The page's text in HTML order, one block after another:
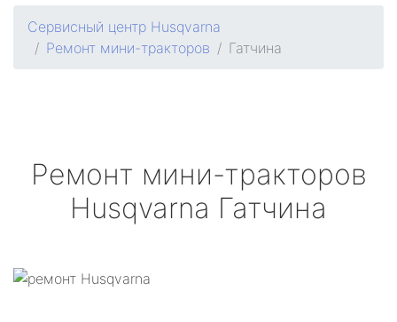
Сервисный центр Husqvarna
Ремонт мини-тракторов
Гатчина
Ремонт мини-тракторов
Husqvarna Гатчина